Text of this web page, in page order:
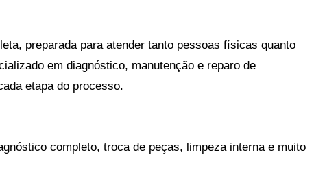
preparada para atender tanto pessoas físicas quanto
em diagnóstico, manutenção e reparo de
etapa do processo.
completo, troca de peças, limpeza interna e muito